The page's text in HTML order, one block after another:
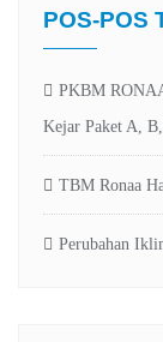
POS-POS
PKBM
Kejar Paket A,
TBM Ronaa
Perubahan